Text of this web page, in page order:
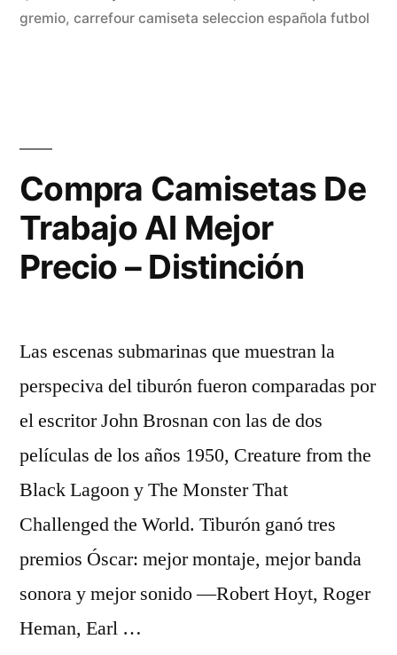
gremio, carrefour camiseta seleccion española futbol
Compra Camisetas De
Trabajo Al Mejor
Precio – Distinción
Las escenas submarinas que muestran la
perspeciva del tiburón fueron comparadas por
el escritor John Brosnan con las de dos
películas de los años 1950, Creature from the
Black Lagoon y The Monster That
Challenged the World. Tiburón ganó tres
premios Óscar: mejor montaje, mejor banda
sonora y mejor sonido —Robert Hoyt, Roger
Heman, Earl …